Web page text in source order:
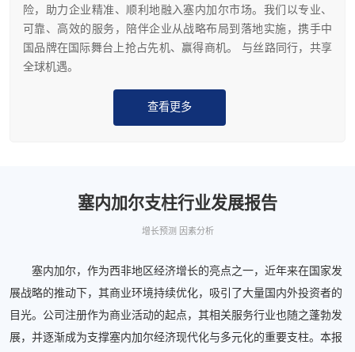
险，助力企业精准、顺利地融入塞内加尔市场。我们以专业、
可靠、高效的服务，陪伴企业从战略布局到落地实施，携手中
国品牌在国际舞台上抢占先机、赢得商机。 与丝路同行，共享
全球机遇。
查看更多
塞内加尔支柱行业发展报告
增长预测 因素分析
塞内加尔，作为西非地区经济增长的亮点之一，近年来在国家发
展战略的推动下，其商业环境持续优化，吸引了大量国内外投资者的
目光。公司注册作为商业活动的起点，其相关服务行业也随之蓬勃发
展，并逐渐成为支撑塞内加尔经济现代化与多元化的重要支柱。本报